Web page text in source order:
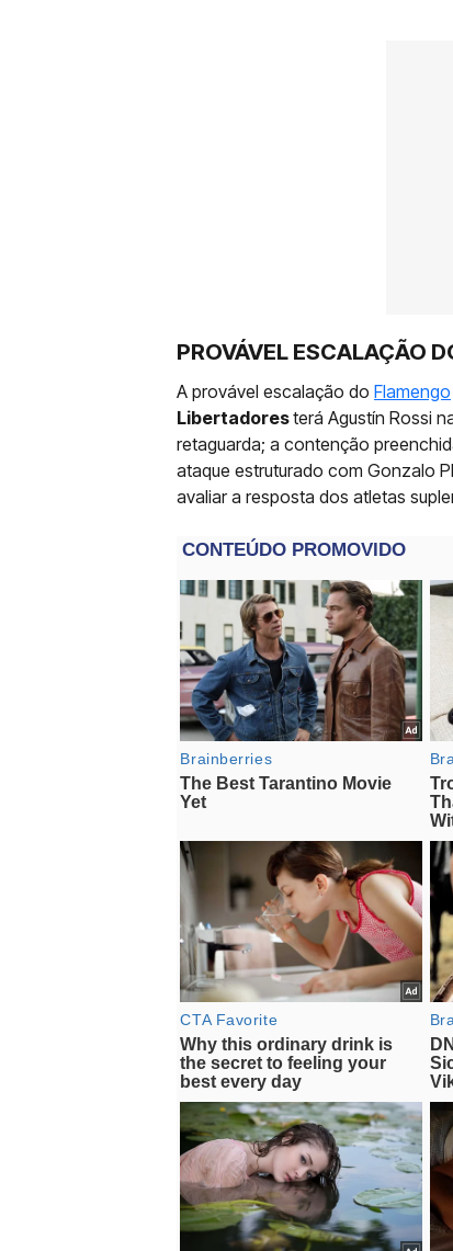
PROVÁVEL ESCALAÇÃO
A provável escalação do Flamengo
Libertadoresterá Agustín Rossi
retaguarda; a contenção
ataque estruturado com Gonzalo
avaliar a resposta dos atletas